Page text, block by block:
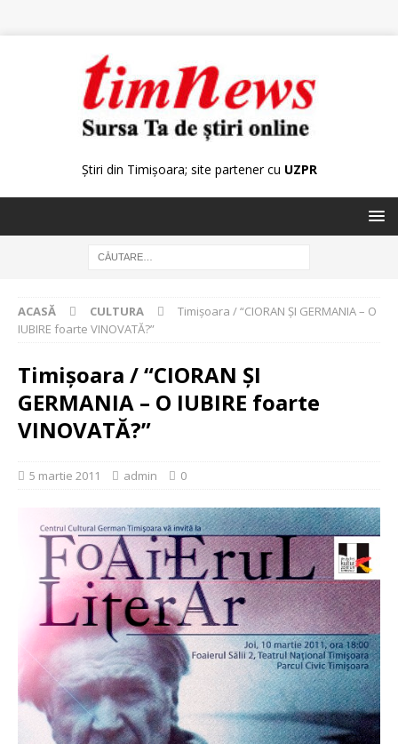
Știri din Timișoara; site partener cu UZPR
ACASĂ CULTURA
Timişoara / “CIORAN ŞI GERMANIA – O
IUBIRE foarte VINOVATĂ?”
Timişoara / “CIORAN ŞI
GERMANIA – O IUBIRE foarte
VINOVATĂ?”
5 martie 2011 admin 0